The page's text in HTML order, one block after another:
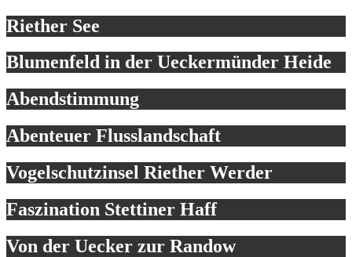
Riether See
Blumenfeld in der Ueckermünder Heide
Abendstimmung
Abenteuer Flusslandschaft
Vogelschutzinsel Riether Werder
Faszination Stettiner Haff
Von der Uecker zur Randow